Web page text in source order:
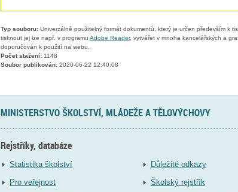
Typ souboru: Univerzálně použitelný formát dokumentů, který je určen především k
tisknout jej lze např. v programu Adobe Reader, vytvářet v mnoha kancelářských a
doporučován k použití na webu.
Počet stažení: 1148
Soubor publikován: 2020-06-22 12:40:08
MINISTERSTVO ŠKOLSTVÍ, MLÁDEŽE A TĚLOVÝCHOVY
Rejstříky, databáze
Statistika školství
Pro veřejnost
Důležité odkazy
Školský rejstřík